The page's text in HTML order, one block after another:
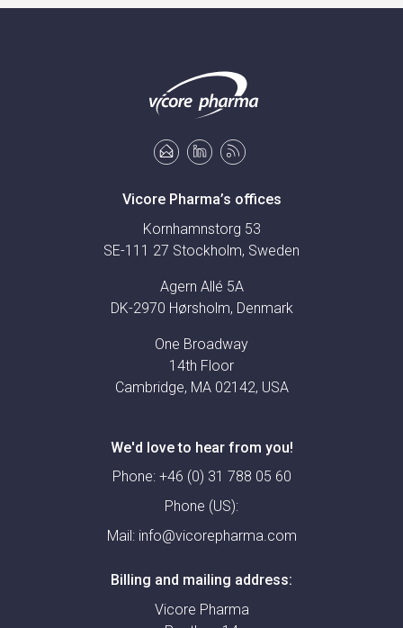
Vicore Pharma’s offices
Kornhamnstorg 53
SE-111 27 Stockholm, Sweden
Agern Allé 5A
DK-2970 Hørsholm, Denmark
One Broadway
14th Floor
Cambridge, MA 02142, USA
We'd love to hear from you!
Phone: +46 (0) 31 788 05 60
Phone (US):
Mail: info@vicorepharma.com
Billing and mailing address:
Vicore Pharma